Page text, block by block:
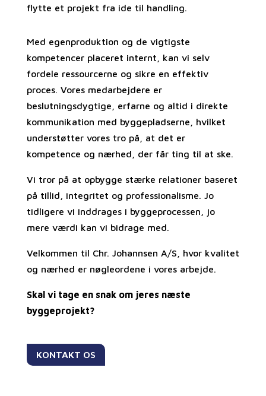
flytte et projekt fra ide til handling.
Med egenproduktion og de vigtigste
kompetencer placeret internt, kan vi selv
fordele ressourcerne og sikre en effektiv
proces. Vores medarbejdere er
beslutningsdygtige, erfarne og altid i direkte
kommunikation med byggepladserne, hvilket
understøtter vores tro på, at det er
kompetence og nærhed, der får ting til at ske.
Vi tror på at opbygge stærke relationer baseret
på tillid, integritet og professionalisme. Jo
tidligere vi inddrages i byggeprocessen, jo
mere værdi kan vi bidrage med.
Velkommen til Chr. Johannsen A/S, hvor kvalitet
og nærhed er nøgleordene i vores arbejde.
Skal vi tage en snak om jeres næste
byggeprojekt?
KONTAKT OS